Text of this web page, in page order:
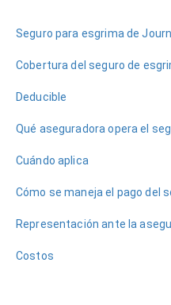
Garza
Seguro para esgrima de
Cobertura del seguro de
Deducible
Qué aseguradora opera el
Cuándo aplica
Cómo se maneja el pago del
Representación ante la
Costos